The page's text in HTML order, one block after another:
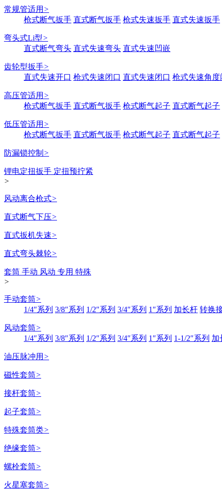
常规管适用 >
枪式断气扳手 直式断气扳手 枪式失速扳手 直式失速扳手
弯头式Li型>
直式断气弯头 直式失速弯头 直式失速凹嵌
齿轮型扳手>
直式失速开口 枪式失速闭口 直式失速闭口 枪式失速角度
高压管适用 >
枪式断气扳手 直式断气扳手 枪式断气起子 直式断气起子
低压管适用 >
枪式断气扳手 直式断气扳手 枪式断气起子 直式断气起子
防漏锁控制 >
锂电定扭扳手 定扭预拧紧
>
风动离合枪式>
直式断气下压>
直式扳机失速>
直式弯头棘轮>
套筒 手动 风动 专用 特殊
>
手动套筒>
1/4″系列 3/8″系列 1/2″系列 3/4″系列 1″系列 加长杆 转换
风动套筒>
1/4″系列 3/8″系列 1/2″系列 3/4″系列 1″系列 1-1/2″系列 加
油压脉冲用 >
磁性套筒>
接杆套筒>
起子套筒>
特殊套筒类>
绝缘套筒>
螺栓套筒>
火星塞套筒>